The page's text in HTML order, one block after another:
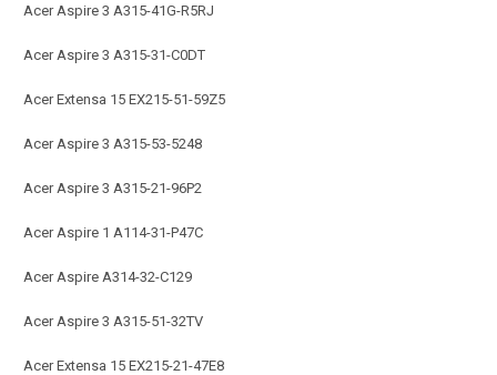
Acer Aspire 3 A315-41G-R5RJ
Acer Aspire 3 A315-31-C0DT
Acer Extensa 15 EX215-51-59Z5
Acer Aspire 3 A315-53-5248
Acer Aspire 3 A315-21-96P2
Acer Aspire 1 A114-31-P47C
Acer Aspire A314-32-C129
Acer Aspire 3 A315-51-32TV
Acer Extensa 15 EX215-21-47E8